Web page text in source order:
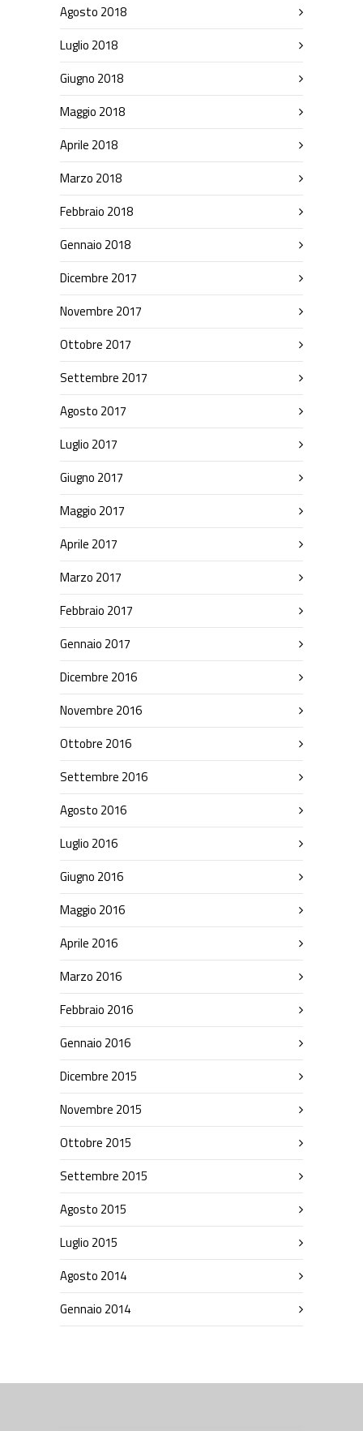
Agosto 2018
Luglio 2018
Giugno 2018
Maggio 2018
Aprile 2018
Marzo 2018
Febbraio 2018
Gennaio 2018
Dicembre 2017
Novembre 2017
Ottobre 2017
Settembre 2017
Agosto 2017
Luglio 2017
Giugno 2017
Maggio 2017
Aprile 2017
Marzo 2017
Febbraio 2017
Gennaio 2017
Dicembre 2016
Novembre 2016
Ottobre 2016
Settembre 2016
Agosto 2016
Luglio 2016
Giugno 2016
Maggio 2016
Aprile 2016
Marzo 2016
Febbraio 2016
Gennaio 2016
Dicembre 2015
Novembre 2015
Ottobre 2015
Settembre 2015
Agosto 2015
Luglio 2015
Agosto 2014
Gennaio 2014